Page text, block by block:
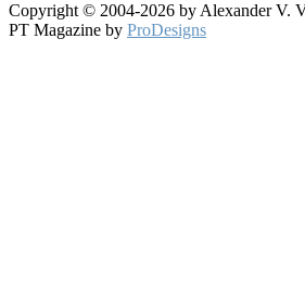
Copyright © 2004-2026 by Alexander V.
PT Magazine by ProDesigns